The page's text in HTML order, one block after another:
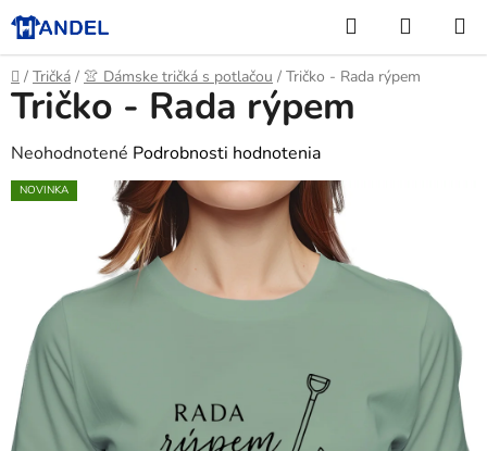
Prejsť
na
obsah
Hľadať
KOŠÍK
Domov
/ Tričká / 👚 Dámske tričká s potlačou / Tričko - Rada rýpem
Tričko - Rada rýpem
Priemerné
hodnotenie
hviezdičiek.
Neohodnotené Podrobnosti hodnotenia
NOVINKA